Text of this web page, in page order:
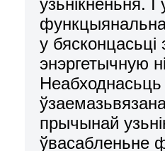
у
энэргетычную
прычынай
ўвасабленьне